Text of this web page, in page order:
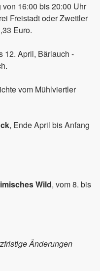
16:00 bis 20:00 Uhr
Freistadt oder Zwettler
Euro.
12. April, Bärlauch -
vom Mühlviertler
, Ende April bis Anfang
Wild, vom 8. bis
Änderungen